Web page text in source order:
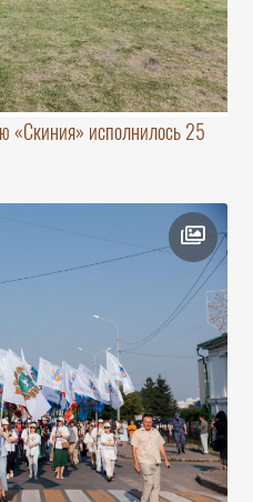
«Скиния» исполнилось 25